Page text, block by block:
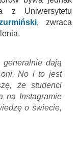
z Uniwersytetu
, zwraca
generalnie dają
oni. No i to jest
że studenci
na Instagramie
o świecie,